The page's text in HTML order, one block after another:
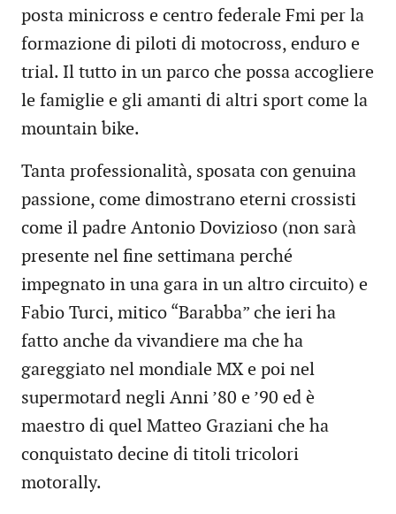
posta minicross e centro federale Fmi per la
formazione di piloti di motocross, enduro e
trial. Il tutto in un parco che possa accogliere
le famiglie e gli amanti di altri sport come la
mountain bike.
Tanta professionalità, sposata con genuina
passione, come dimostrano eterni crossisti
come il padre Antonio Dovizioso (non sarà
presente nel fine settimana perché
impegnato in una gara in un altro circuito) e
Fabio Turci, mitico “Barabba” che ieri ha
fatto anche da vivandiere ma che ha
gareggiato nel mondiale MX e poi nel
supermotard negli Anni ’80 e ’90 ed è
maestro di quel Matteo Graziani che ha
conquistato decine di titoli tricolori
motorally.